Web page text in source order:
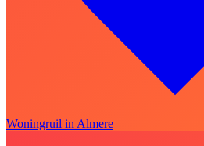
Woningruil in Almere